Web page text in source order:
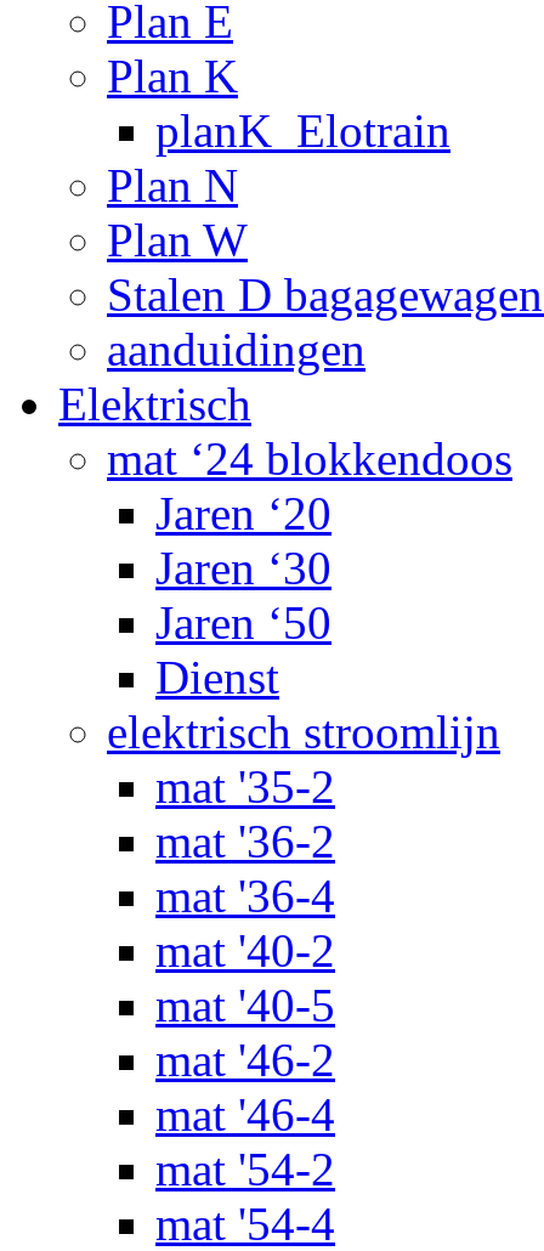
Plan E
Plan K
planK_Elotrain
Plan N
Plan W
Stalen D
aanduidingen
Elektrisch
mat ‘24 blokkendoos
Jaren ‘20
Jaren ‘30
Jaren ‘50
Dienst
elektrisch stroomlijn
mat '35-2
mat '36-2
mat '36-4
mat '40-2
mat '40-5
mat '46-2
mat '46-4
mat '54-2
mat '54-4